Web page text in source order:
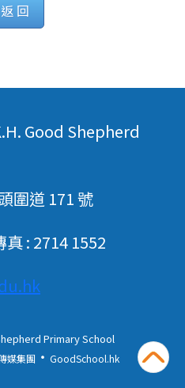
回
Good Shepherd
圍道 171 號
: 2714 1552
Primary School
媒集團 ‧ GoodSchool.hk